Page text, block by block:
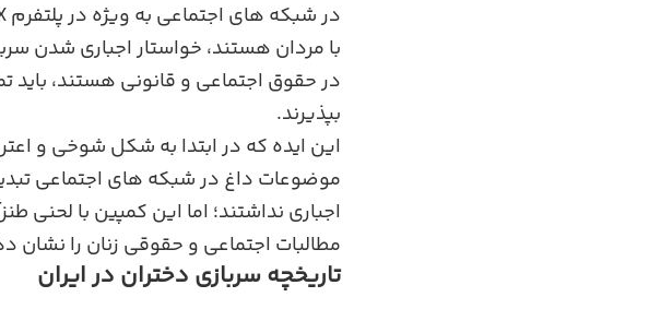
با مردان هستند، خواستار اجباری شدن
در حقوق اجتماعی و قانونی هستند، باید
بپذیرند.
این ایده که در ابتدا به ‌شکل شوخی و
موضوعات داغ در شبکه‌ های اجتماعی
اجباری نداشتند؛ اما این کمپین با لحنی
مطالبات اجتماعی و حقوقی زنان را نشان
تاریخچه سربازی دختران در ایران